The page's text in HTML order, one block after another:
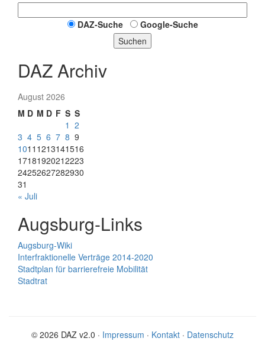
DAZ-Suche
Google-Suche
Suchen
DAZ Archiv
August 2026
M D M D F S S
1 2
3 4 5 6 7 8 9
1011 1213141516
17181920212223
24252627282930
31
« Juli
Augsburg-Links
Augsburg-Wiki
Interfraktionelle Verträge 2014-2020
Stadtplan für barrierefreie Mobilität
Stadtrat
© 2026 DAZ v2.0 · Impressum · Kontakt · Datenschutz